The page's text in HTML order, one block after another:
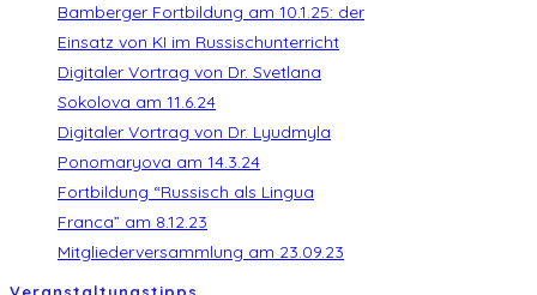
Bamberger Fortbildung am 10.1.25: der
Einsatz von KI im Russischunterricht
Digitaler Vortrag von Dr. Svetlana
Sokolova am 11.6.24
Digitaler Vortrag von Dr. Lyudmyla
Ponomaryova am 14.3.24
Fortbildung “Russisch als Lingua
Franca” am 8.12.23
Mitgliederversammlung am 23.09.23